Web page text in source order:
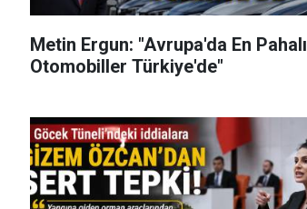
Metin Ergun: "Avrupa'da En Pahalı
Otomobiller Türkiye'de"